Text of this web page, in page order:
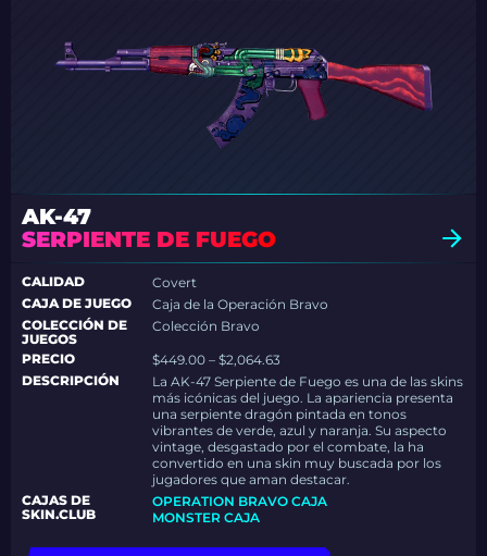
AK-47
SERPIENTE DE FUEGO
CALIDAD
Covert
CAJA DE JUEGO
Caja de la Operación Bravo
COLECCIÓN DE
JUEGOS
Colección Bravo
PRECIO
$449.00 – $2,064.63
DESCRIPCIÓN
La AK-47 Serpiente de Fuego es una de las skins
más icónicas del juego. La apariencia presenta
una serpiente dragón pintada en tonos
vibrantes de verde, azul y naranja. Su aspecto
vintage, desgastado por el combate, la ha
convertido en una skin muy buscada por los
jugadores que aman destacar.
CAJAS DE
SKIN.CLUB
OPERATION BRAVO CAJA
MONSTER CAJA